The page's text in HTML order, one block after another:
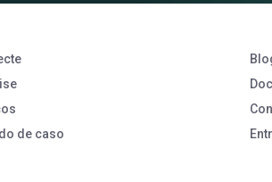
de caso